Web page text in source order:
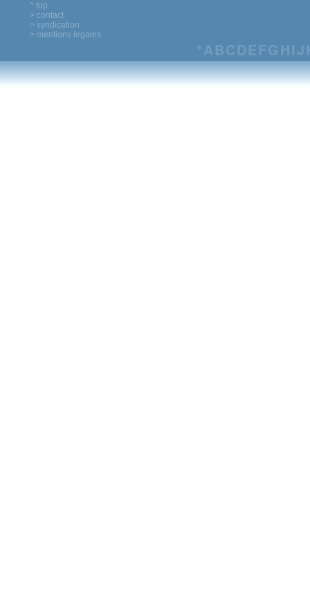
^ top
> contact
> syndication
> mentions legales
*ABCDEFG HIJ